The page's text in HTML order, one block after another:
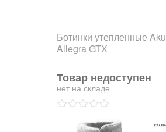
Ботинки утепленные Aku
Allegra GTX
Товар недоступен
нет на складе